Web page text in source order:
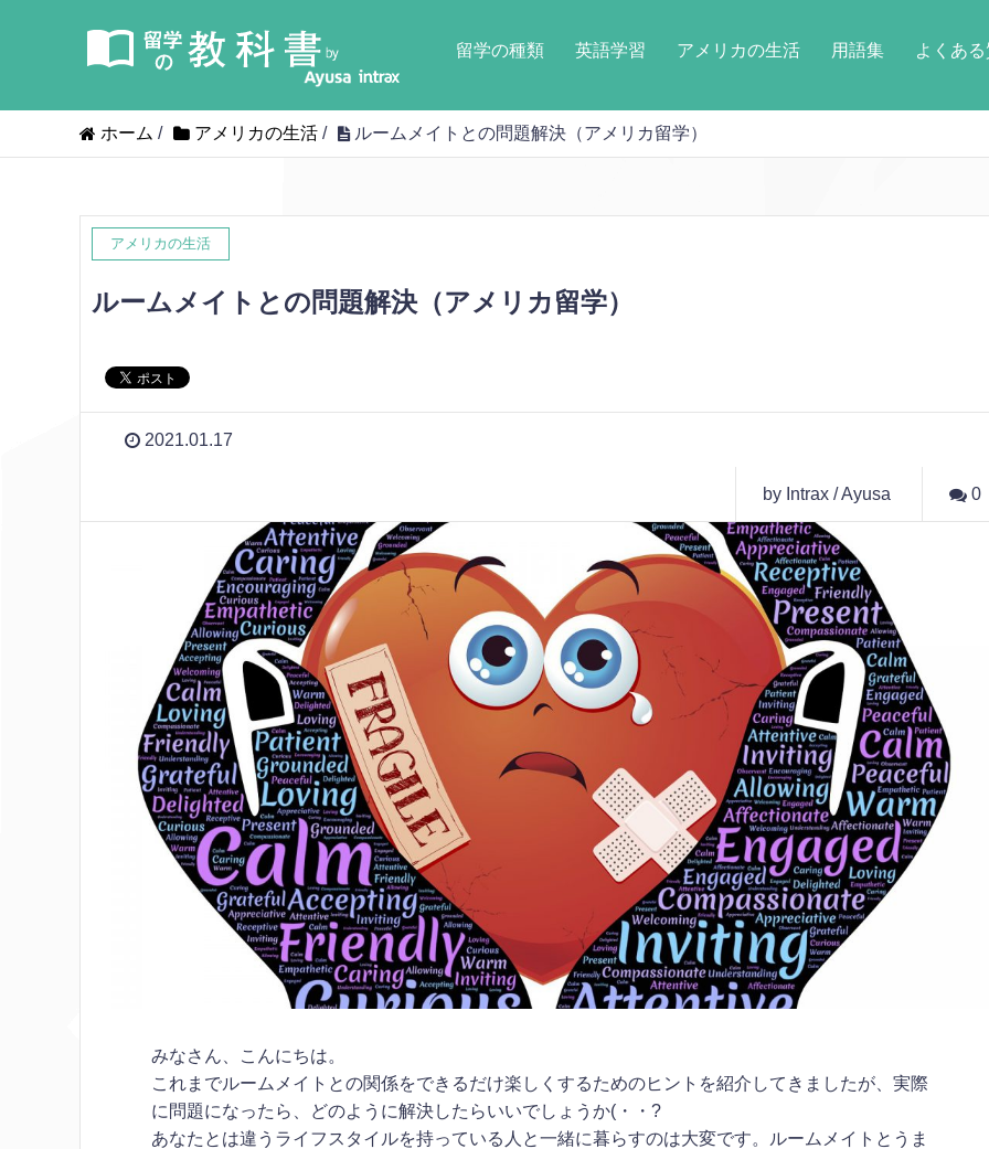
留学の種類 英語学習 アメリカの生活 用語集 よくあ
ホーム / アメリカの生活 / ルームメイトとの問題解決（アメリカ留学）
アメリカの生活
ルームメイトとの問題解決（アメリカ留学）
2021.01.17
by Intrax / Ayusa 0
みなさん、こんにちは。
これまでルームメイトとの関係をできるだけ楽しくするためのヒントを紹介してきましたが、実際
に問題になったら、どのように解決したらいいでしょうか(・・?
あなたとは違うライフスタイルを持っている人と一緒に暮らすのは大変です。ルームメイトとうま